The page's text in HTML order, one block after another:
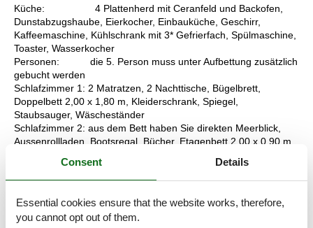
Küche: 4 Plattenherd mit Ceranfeld und Backofen,
Dunstabzugshaube, Eierkocher, Einbauküche, Geschirr,
Kaffeemaschine, Kühlschrank mit 3* Gefrierfach, Spülmaschine,
Toaster, Wasserkocher
Personen: die 5. Person muss unter Aufbettung zusätzlich
gebucht werden
Schlafzimmer 1: 2 Matratzen, 2 Nachttische, Bügelbrett,
Doppelbett 2,00 x 1,80 m, Kleiderschrank, Spiegel,
Staubsauger, Wäscheständer
Schlafzimmer 2: aus dem Bett haben Sie direkten Meerblick,
Aussenrollladen, Bootsregal, Bücher, Etagenbett 2,00 x 0,90 m,
Sonstiges: Meerblick, Nichtraucher,
Stellplatz: Auf dem Grundstück
Tisch
Wohnzimmer: 4 Stühle, Aussenrollladen, Couch, Couchtisch,
Consent Details
Essential cookies ensure that the website works, therefore,
you cannot opt out of them.